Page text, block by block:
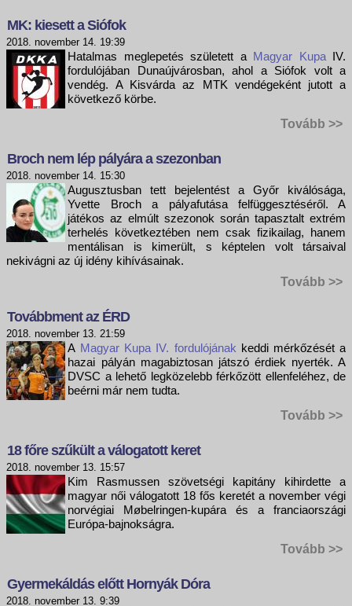
MK: kiesett a Siófok
2018. november 14. 19:39
Hatalmas meglepetés született a Magyar KupaIV.
fordulójában Dunaújvárosban, ahol a Siófok volt a
vendég. A Kisvárda az MTK vendégeként jutott a
következő körbe.
Tovább >>
Broch nem lép pályára a szezonban
2018. november 14. 15:30
Augusztusban tett bejelentést a Győr kiválósága,
Yvette Broch a pályafutása felfüggesztéséről. A
játékos az elmúlt szezonok során tapasztalt extrém
terhelés következtében nem csak fizikailag, hanem
mentálisan is kimerült, s képtelen volt társaival
nekivágni az új idény kihívásainak.
Tovább >>
Továbbment az ÉRD
2018. november 13. 21:59
A Magyar Kupa IV. fordulójának keddi mérkőzését a
hazai pályán magabiztosan játszó érdiek nyerték. A
DVSC a lehető legközelebb férkőzött ellenfeléhez, de
beérni már nem tudta.
Tovább >>
18 főre szűkült a válogatott keret
2018. november 13. 15:57
Kim Rasmussen szövetségi kapitány kihirdette a
magyar női válogatott 18 fős keretét a november végi
norvégiai Møbelringen-kupára és a franciaországi
Európa-bajnokságra.
Tovább >>
Gyermekáldás előtt Hornyák Dóra
2018. november 13. 9:39